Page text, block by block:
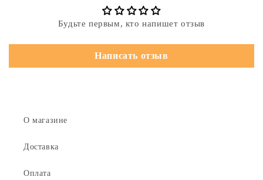
Будьте первым, кто напишет отзыв
Написать отзыв
О магазине
Доставка
Оплата